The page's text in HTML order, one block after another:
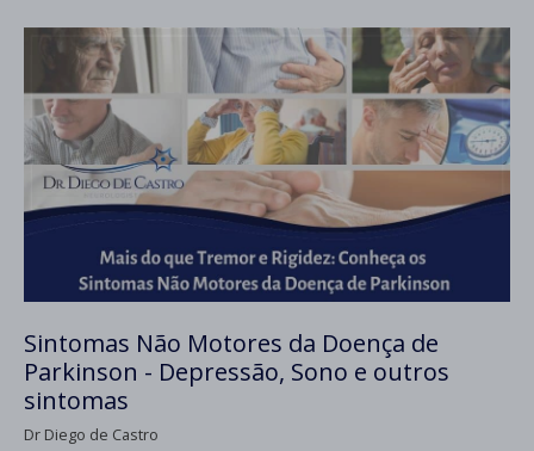
Sintomas Não Motores da Doença de
Parkinson - Depressão, Sono e outros
sintomas
Dr Diego de Castro